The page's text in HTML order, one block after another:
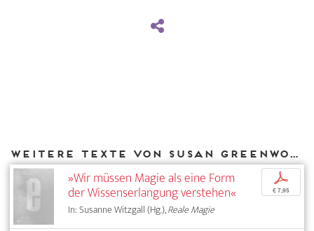
Weitere Texte von Susan Greenwood bei DIAPHANES
»Wir müssen Magie als eine Form
der Wissenserlangung verstehen«
In: Susanne Witzgall (Hg.),Reale Magie
p
€ 7,95